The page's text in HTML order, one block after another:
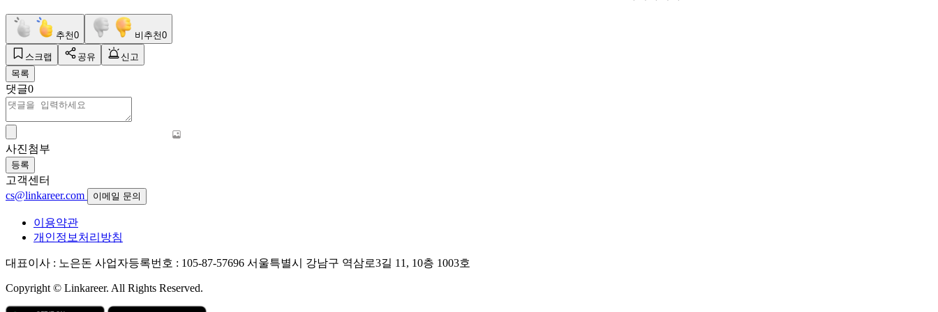
추천0 비추천0
스크랩 공유
신고
목록
댓글0
사진첨부
등록
고객센터
cs@linkareer.com
이메일 문의
이용약관
개인정보처리방침
대표이사 : 노은돈 사업자등록번호 : 105-87-57696 서울특별시 강남구 역삼로3길 11, 10층 1003호
Copyright © Linkareer. All Rights Reserved.